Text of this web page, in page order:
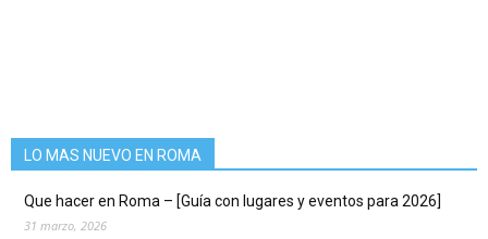
LO MAS NUEVO EN ROMA
Que hacer en Roma – [Guía con lugares y eventos para 2026]
31 marzo, 2026